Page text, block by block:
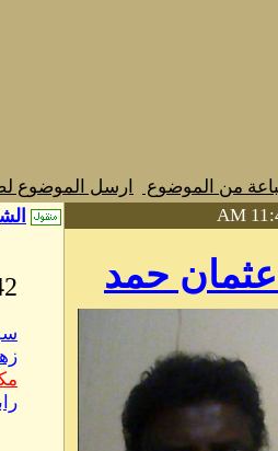
من الموضوع ارسل الموضوع
حمد 2017